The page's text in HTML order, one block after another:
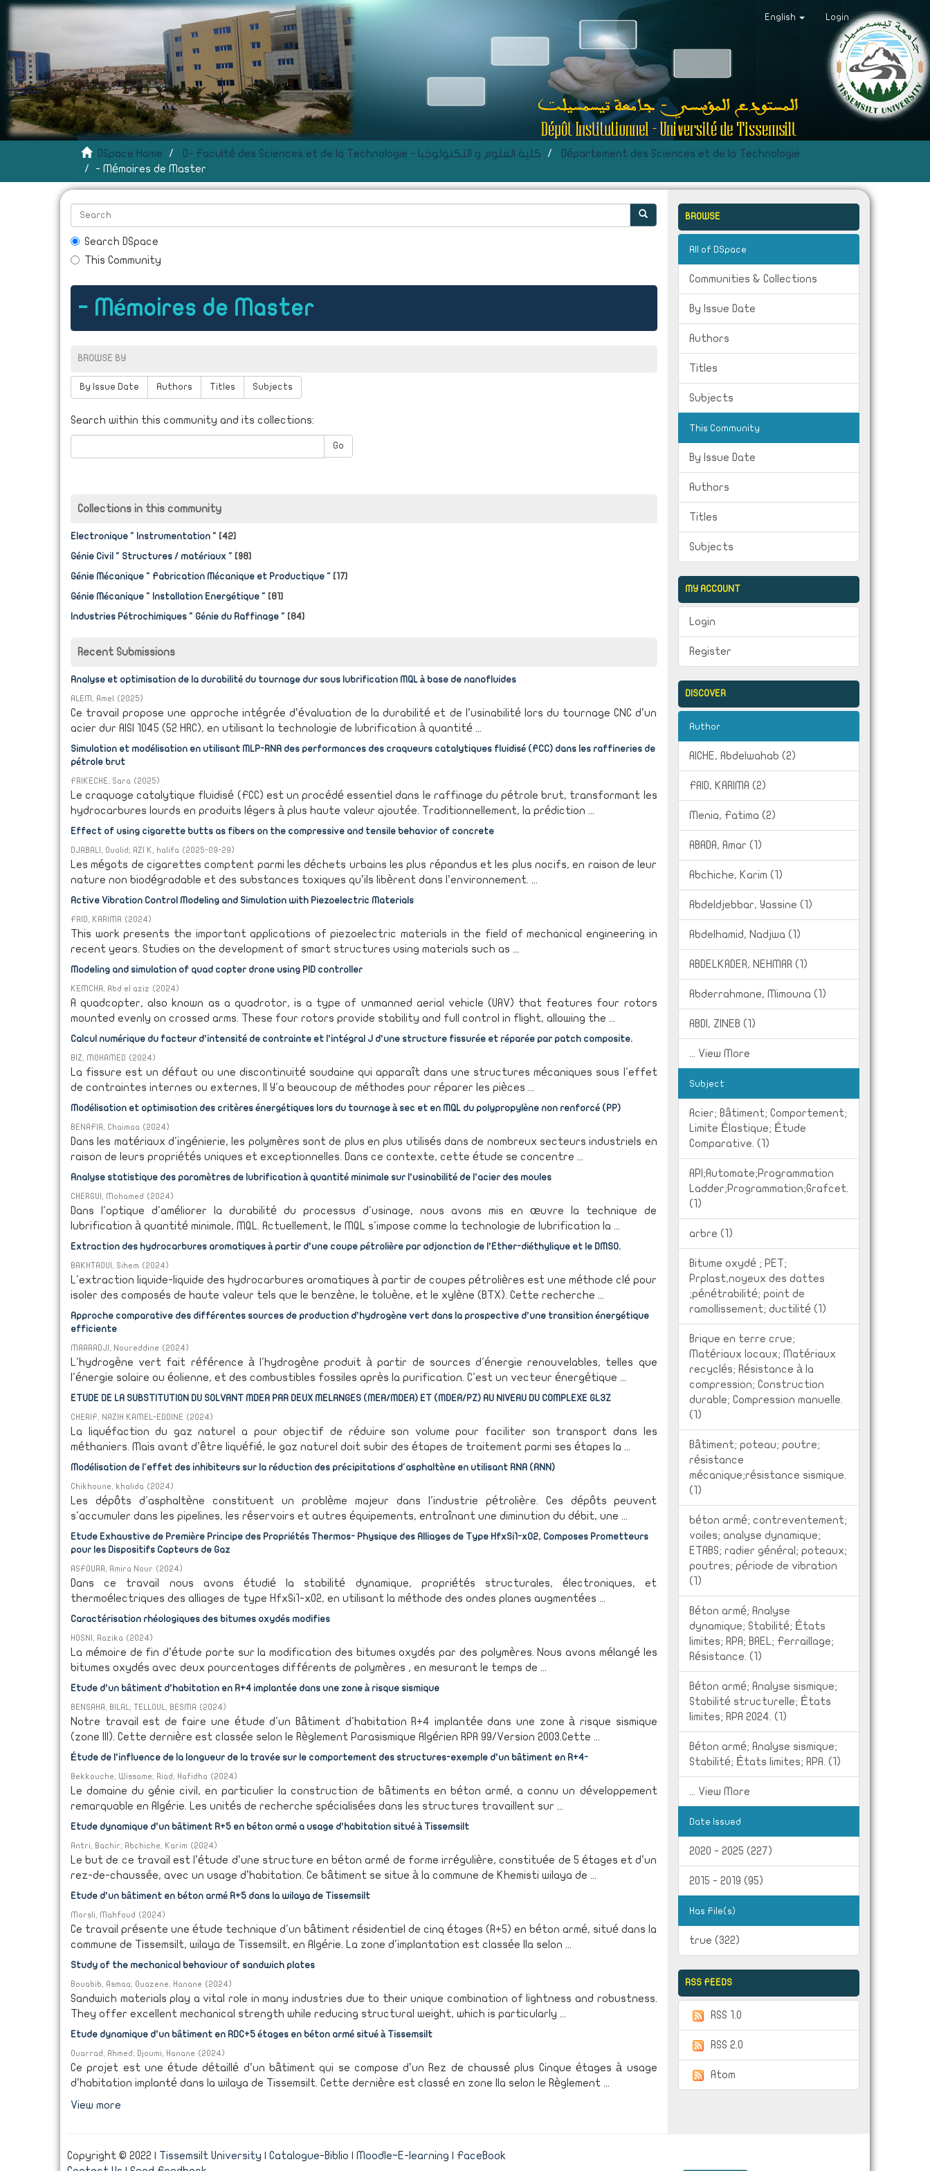
English Login
DSpace Home D- Faculté des Sciences et de la Technologie - كلية العلوم و التكنولوجيا
Département des Sciences et de la Technologie
- Mémoires de Master
Search DSpace
This Community
- Mémoires de Master
BROWSE BY
By Issue Date Authors Titles Subjects
Search within this community and its collections:
Go
Collections in this community
Electronique " Instrumentation " [42]
Génie Civil " Structures / matériaux " [98]
Génie Mécanique " Fabrication Mécanique et Productique " [17]
Génie Mécanique " Installation Energétique " [81]
Industries Pétrochimiques " Génie du Raffinage " [84]
Recent Submissions
Analyse et optimisation de la durabilité du tournage dur sous lubrification MQL à base de nanofluides
ALEM, Amel (2025)
Ce travail propose une approche intégrée d’évaluation de la durabilité et de l’usinabilité lors du tournage CNC d’un
acier dur AISI 1045 (52 HRC), en utilisant la technologie de lubrification à quantité ...
Simulation et modélisation en utilisant MLP-RNA des performances des craqueurs catalytiques fluidisé (FCC) dans les raffineries de
pétrole brut
FRIKECHE, Sara (2025)
Le craquage catalytique fluidisé (FCC) est un procédé essentiel dans le raffinage du pétrole brut, transformant les
hydrocarbures lourds en produits légers à plus haute valeur ajoutée. Traditionnellement, la prédiction ...
Effect of using cigarette butts as fibers on the compressive and tensile behavior of concrete
DJABALI, Oualid; AZI K, halifa (2025-09-29)
Les mégots de cigarettes comptent parmi les déchets urbains les plus répandus et les plus nocifs, en raison de leur
nature non biodégradable et des substances toxiques qu’ils libèrent dans l’environnement. ...
Active Vibration Control Modeling and Simulation with Piezoelectric Materials
FAID, KARIMA (2024)
This work presents the important applications of piezoelectric materials in the field of mechanical engineering in
recent years. Studies on the development of smart structures using materials such as ...
Modeling and simulation of quad copter drone using PID controller
KEMCHA, Abd el aziz (2024)
A quadcopter, also known as a quadrotor, is a type of unmanned aerial vehicle (UAV) that features four rotors
mounted evenly on crossed arms. These four rotors provide stability and full control in flight, allowing the ...
Calcul numérique du facteur d’intensité de contrainte et l’intégral J d’une structure fissurée et réparée par patch composite.
BIZ, MOHAMED (2024)
La fissure est un défaut ou une discontinuité soudaine qui apparaît dans une structures mécaniques sous l'effet
de contraintes internes ou externes, Il Y'a beaucoup de méthodes pour réparer les pièces ...
Modélisation et optimisation des critères énergétiques lors du tournage à sec et en MQL du polypropylène non renforcé (PP)
BENAFIA, Chaimaa (2024)
Dans les matériaux d'ingénierie, les polymères sont de plus en plus utilisés dans de nombreux secteurs industriels en
raison de leurs propriétés uniques et exceptionnelles. Dans ce contexte, cette étude se concentre ...
Analyse statistique des paramètres de lubrification à quantité minimale sur l’usinabilité de l’acier des moules
CHERGUI, Mohamed (2024)
Dans l'optique d'améliorer la durabilité du processus d'usinage, nous avons mis en œuvre la technique de
lubrification à quantité minimale, MQL. Actuellement, le MQL s'impose comme la technologie de lubrification la ...
Extraction des hydrocarbures aromatiques à partir d’une coupe pétrolière par adjonction de l’Ether-diéthylique et le DMSO.
BAKHTAOUI, Sihem (2024)
L'extraction liquide-liquide des hydrocarbures aromatiques à partir de coupes pétrolières est une méthode clé pour
isoler des composés de haute valeur tels que le benzène, le toluène, et le xylène (BTX). Cette recherche ...
Approche comparative des différentes sources de production d’hydrogène vert dans la prospective d’une transition énergétique
efficiente
MAARADJI, Noureddine (2024)
L'hydrogène vert fait référence à l'hydrogène produit à partir de sources d'énergie renouvelables, telles que
l'énergie solaire ou éolienne, et des combustibles fossiles après la purification. C'est un vecteur énergétique ...
ETUDE DE LA SUBSTITUTION DU SOLVANT MDEA PAR DEUX MELANGES (MEA/MDEA) ET (MDEA/PZ) AU NIVEAU DU COMPLEXE GL3Z
CHERIF, NAZIH KAMEL-EDDINE (2024)
La liquéfaction du gaz naturel a pour objectif de réduire son volume pour faciliter son transport dans les
méthaniers. Mais avant d’être liquéfié, le gaz naturel doit subir des étapes de traitement parmi ses étapes la ...
Modélisation de l'effet des inhibiteurs sur la réduction des précipitations d'asphaltène en utilisant RNA (ANN)
Chikhoune, khalida (2024)
Les dépôts d'asphaltène constituent un problème majeur dans l'industrie pétrolière. Ces dépôts peuvent
s'accumuler dans les pipelines, les réservoirs et autres équipements, entraînant une diminution du débit, une ...
Etude Exhaustive de Première Principe des Propriétés Thermos- Physique des Alliages de Type HfxSi1-xO2, Composes Prometteurs
pour les Dispositifs Capteurs de Gaz
ASFOURA, Amira Nour (2024)
Dans ce travail nous avons étudié la stabilité dynamique, propriétés structurales, électroniques, et
thermoélectriques des alliages de type HfxSi1-xO2, en utilisant la méthode des ondes planes augmentées ...
Caractérisation rhéologiques des bitumes oxydés modifies
HOSNI, Razika (2024)
La mémoire de fin d’étude porte sur la modification des bitumes oxydés par des polymères. Nous avons mélangé les
bitumes oxydés avec deux pourcentages différents de polymères , en mesurant le temps de ...
Etude d’un bâtiment d’habitation en R+4 implantée dans une zone à risque sismique
BENSAHA, BILAL ; TELLOUL, BESMA (2024)
Notre travail est de faire une étude d'un Bâtiment d'habitation R+4 implantée dans une zone à risque sismique
(zone III). Cette dernière est classée selon le Règlement Parasismique Algérien RPA 99/Version 2003.Cette ...
Étude de l’influence de la longueur de la travée sur le comportement des structures-exemple d’un bâtiment en R+4-
Bekkouche, Wissame; Riad, Hafidha (2024)
Le domaine du génie civil, en particulier la construction de bâtiments en béton armé, a connu un développement
remarquable en Algérie. Les unités de recherche spécialisées dans les structures travaillent sur ...
Etude dynamique d’un bâtiment R+5 en béton armé a usage d’habitation situé à Tissemsilt
Antri, Bachir; Abchiche, Karim (2024)
Le but de ce travail est l’étude d’une structure en béton armé de forme irrégulière, constituée de 5 étages et d’un
rez-de-chaussée, avec un usage d’habitation. Ce bâtiment se situe à la commune de Khemisti wilaya de ...
Etude d’un bâtiment en béton armé R+5 dans la wilaya de Tissemsilt
Morsli, Mahfoud (2024)
Ce travail présente une étude technique d'un bâtiment résidentiel de cinq étages (R+5) en béton armé, situé dans la
commune de Tissemsilt, wilaya de Tissemsilt, en Algérie. La zone d'implantation est classée IIa selon ...
Study of the mechanical behaviour of sandwich plates
Bouabib, Asmaa; Ouazene, Hanane (2024)
Sandwich materials play a vital role in many industries due to their unique combination of lightness and robustness.
They offer excellent mechanical strength while reducing structural weight, which is particularly ...
Etude dynamique d’un bâtiment en RDC+5 étages en béton armé situé à Tissemsilt
Ouarrad, Ahmed; Djoumi, Hanane (2024)
Ce projet est une étude détaillé d’un bâtiment qui se compose d’un Rez de chaussé plus Cinque étages à usage
d’habitation implanté dans la wilaya de Tissemsilt. Cette dernière est classé en zone IIa selon le Règlement ...
View more
BROWSE
All of DSpace
Communities & Collections
By Issue Date
Authors
Titles
Subjects
This Community
By Issue Date
Authors
Titles
Subjects
MY ACCOUNT
Login
Register
DISCOVER
Author
AICHE, Abdelwahab (2)
FAID, KARIMA (2)
Menia, Fatima (2)
ABADA, Amar (1)
Abchiche, Karim (1)
Abdeldjebbar, Yassine (1)
Abdelhamid, Nadjwa (1)
ABDELKADER, NEHMAR (1)
Abderrahmane, Mimouna (1)
ABDI, ZINEB (1)
... View More
Subject
Acier; Bâtiment; Comportement;
Limite Élastique; Étude
Comparative. (1)
API;Automate;Programmation
Ladder;Programmation;Grafcet.
(1)
arbre (1)
Bitume oxydé ; PET;
Prplast,noyeux des dattes
;pénétrabilité; point de
ramollissement; ductilité (1)
Brique en terre crue;
Matériaux locaux; Matériaux
recyclés; Résistance à la
compression; Construction
durable; Compression manuelle.
(1)
Bâtiment; poteau; poutre;
résistance
mécanique;résistance sismique.
(1)
béton armé; contreventement;
voiles; analyse dynamique;
ETABS; radier général; poteaux;
poutres; période de vibration
(1)
Béton armé; Analyse
dynamique; Stabilité; États
limites; RPA; BAEL; Ferraillage;
Résistance. (1)
Béton armé; Analyse sismique;
Stabilité structurelle; États
limites; RPA 2024. (1)
Béton armé; Analyse sismique;
Stabilité; États limites; RPA. (1)
... View More
Date Issued
2020 - 2025 (227)
2015 - 2019 (95)
Has File(s)
true (322)
RSS FEEDS
RSS 1.0
RSS 2.0
Atom
Copyright © 2022 | Tissemsilt University Catalogue-Biblio Moodle~E-learning
FaceBook